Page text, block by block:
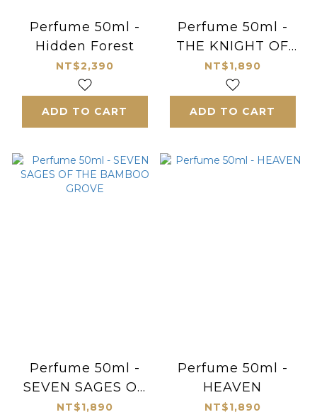
Perfume 50ml -
Hidden Forest
NT$2,390
ADD TO CART
Perfume 50ml -
THE KNIGHT OF
THE LAKE
NT$1,890
ADD TO CART
Perfume 50ml -
SEVEN SAGES OF
THE BAMBOO
NT$1,890
Perfume 50ml -
HEAVEN
NT$1,890